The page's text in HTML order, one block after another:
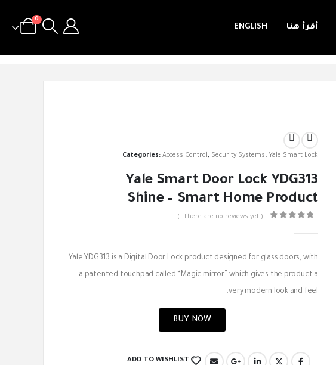
أقرأ هنا ENGLISH
0
Categories:Access Control, Security Systems, Yale Smart Lock
Yale Smart Door Lock YDG313
Shine – Smart Home Product
( There are no reviews yet. )
Yale YDG313 is a Digital Door Lock product designed for glass doors, with
a patented touchpad called “Magic mirror” which gives the product a
very modern look and feel.
BUY NOW
ADD TO WISHLIST